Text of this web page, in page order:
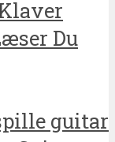
Du
guitar